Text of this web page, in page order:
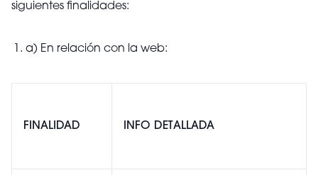
siguientes finalidades:
a) En relación con la web:
FINALIDAD INFO DETALLADA